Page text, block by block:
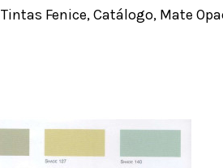
Tintas Fenice, Catálogo, Mate